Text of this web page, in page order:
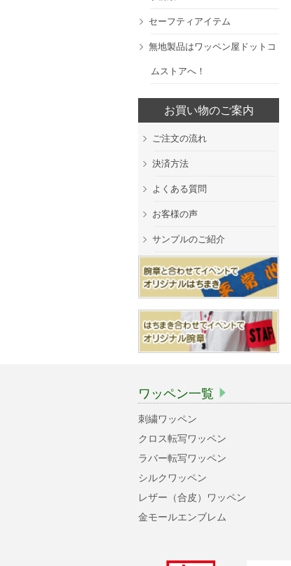
セーフティアイテム
無地製品はワッペン屋ドットコ
ムストアへ！
お買い物のご案内
ご注文の流れ
決済方法
よくある質問
お客様の声
サンプルのご紹介
ワッペン一覧
刺繍ワッペン
クロス転写ワッペン
ラバー転写ワッペン
シルクワッペン
レザー（合皮）ワッペン
金モールエンブレム